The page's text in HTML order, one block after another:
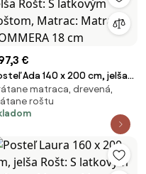
€
Ada 140 x 200 cm, jelša
S latkovým roštom,
Matrac SOMMERA 18
matraca, drevená,
roštu